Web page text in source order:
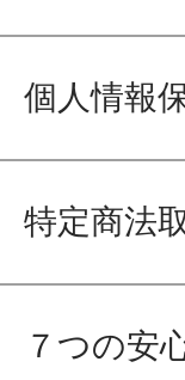
個人情報
特定商法
７つの安